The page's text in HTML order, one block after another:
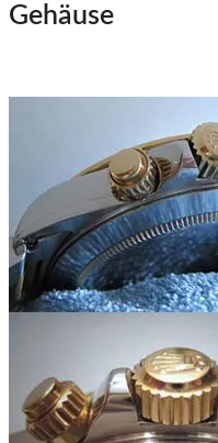
Gehäuse